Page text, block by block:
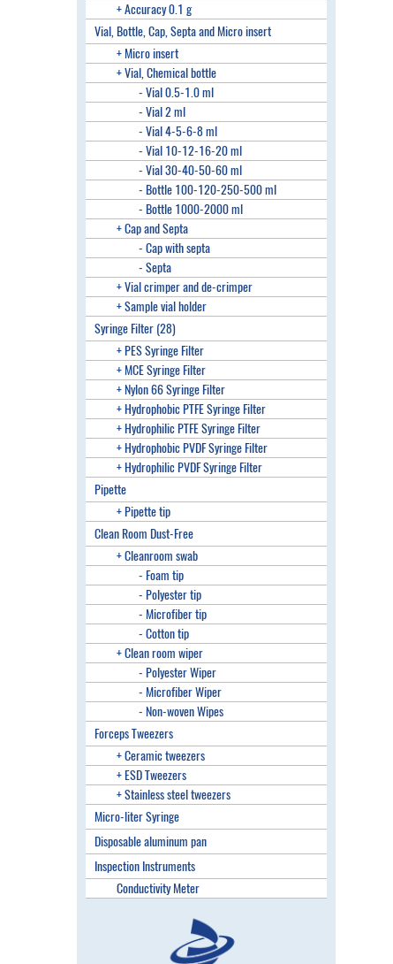
+ Accuracy 0.1 g
Vial, Bottle, Cap, Septa and Micro insert
+ Micro insert
+ Vial, Chemical bottle
- Vial 0.5-1.0 ml
- Vial 2 ml
- Vial 4-5-6-8 ml
- Vial 10-12-16-20 ml
- Vial 30-40-50-60 ml
- Bottle 100-120-250-500 ml
- Bottle 1000-2000 ml
+ Cap and Septa
- Cap with septa
- Septa
+ Vial crimper and de-crimper
+ Sample vial holder
Syringe Filter (28)
+ PES Syringe Filter
+ MCE Syringe Filter
+ Nylon 66 Syringe Filter
+ Hydrophobic PTFE Syringe Filter
+ Hydrophilic PTFE Syringe Filter
+ Hydrophobic PVDF Syringe Filter
+ Hydrophilic PVDF Syringe Filter
Pipette
+ Pipette tip
Clean Room Dust-Free
+ Cleanroom swab
- Foam tip
- Polyester tip
- Microfiber tip
- Cotton tip
+ Clean room wiper
- Polyester Wiper
- Microfiber Wiper
- Non-woven Wipes
Forceps Tweezers
+ Ceramic tweezers
+ ESD Tweezers
+ Stainless steel tweezers
Micro-liter Syringe
Disposable aluminum pan
Inspection Instruments
Conductivity Meter